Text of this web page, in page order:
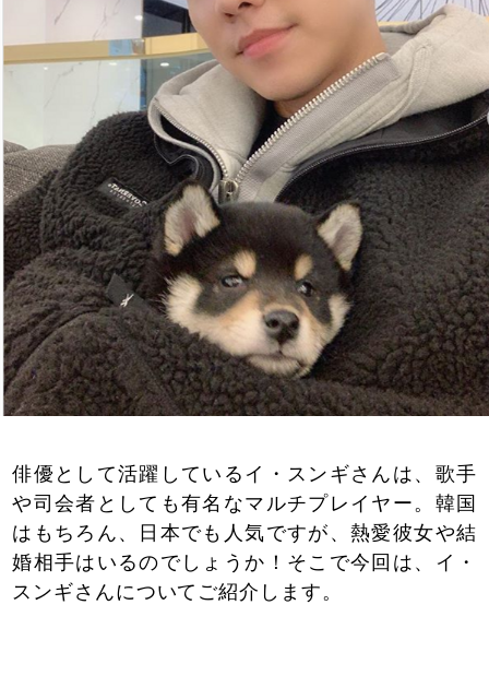
俳優として活躍しているイ・スンギさんは、歌手
や司会者としても有名なマルチプレイヤー。韓国
はもちろん、日本でも人気ですが、熱愛彼女や結
婚相手はいるのでしょうか！そこで今回は、イ・
スンギさんについてご紹介します。